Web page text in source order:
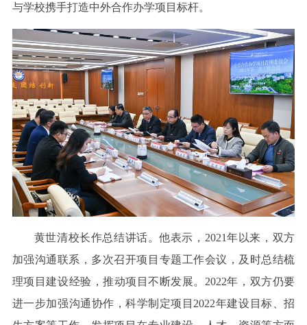
与学校携手打造中外合作办学项目标杆。
黄世清校长作总结讲话。他表示，2021年以来，双方
加强沟通联系，多次召开项目专题工作会议，及时总结梳
理项目建设经验，推动项目不断发展。2022年，双方仍要
进一步加强沟通协作，科学制定项目2022年建设目标、招